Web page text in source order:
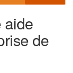
aide
de